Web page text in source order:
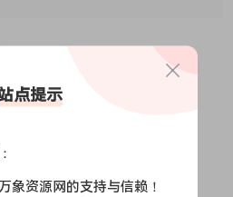
0
点提示
象资源网的支持与信赖！